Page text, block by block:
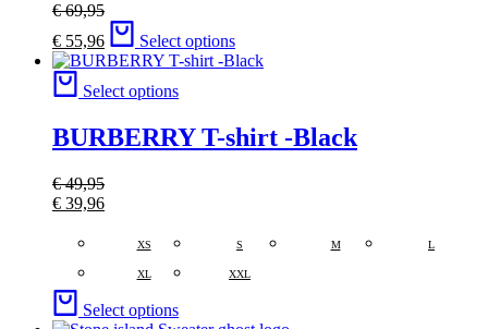
€69,95
€ 55,96 Select options
Select options
BURBERRY T-shirt -Black
€49,95
€ 39,96
XS S M L
XL XXL
Select options